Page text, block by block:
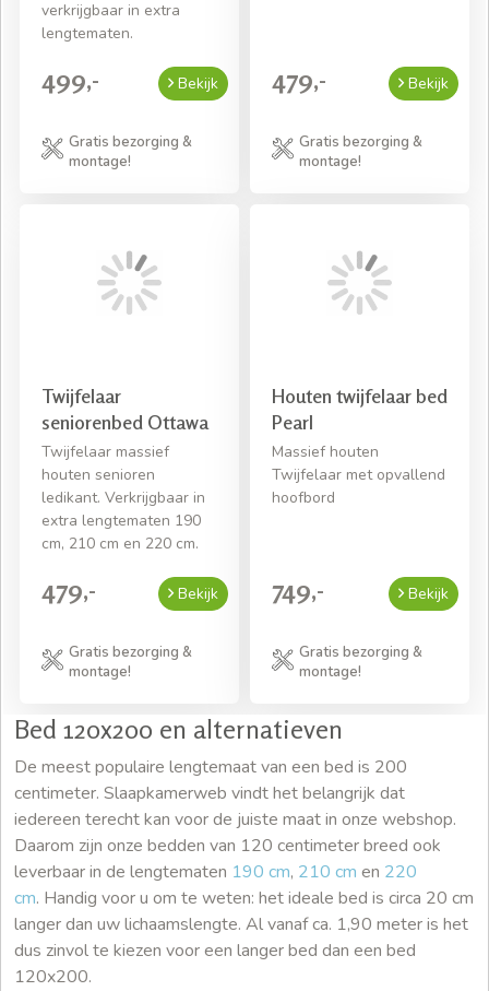
verkrijgbaar in extra
lengtematen.
499,- Bekijk
Gratis bezorging &
montage!
479,- Bekijk
Gratis bezorging &
montage!
Twijfelaar
seniorenbed Ottawa
Twijfelaar massief
houten senioren
ledikant. Verkrijgbaar in
extra lengtematen 190
cm, 210 cm en 220 cm.
479,- Bekijk
Gratis bezorging &
montage!
Houten twijfelaar bed
Pearl
Massief houten
Twijfelaar met opvallend
hoofbord
749,- Bekijk
Gratis bezorging &
montage!
Bed 120x200 en alternatieven
De meest populaire lengtemaat van een bed is 200
centimeter. Slaapkamerweb vindt het belangrijk dat
iedereen terecht kan voor de juiste maat in onze webshop.
Daarom zijn onze bedden van 120 centimeter breed ook
leverbaar in de lengtematen 190 cm, 210 cm en 220
cm. Handig voor u om te weten: het ideale bed is circa 20 cm
langer dan uw lichaamslengte. Al vanaf ca. 1,90 meter is het
dus zinvol te kiezen voor een langer bed dan een bed
120x200.